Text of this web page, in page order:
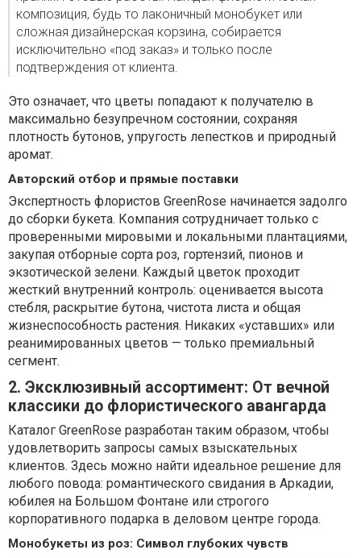
композиция, будь то лаконичный монобукет или
сложная дизайнерская корзина, собирается
исключительно «под заказ» и только после
подтверждения от клиента.
Это означает, что цветы попадают к получателю в
максимально безупречном состоянии, сохраняя
плотность бутонов, упругость лепестков и природный
аромат.
Авторский отбор и прямые поставки
Экспертность флористов GreenRose начинается задолго
до сборки букета. Компания сотрудничает только с
проверенными мировыми и локальными плантациями,
закупая отборные сорта роз, гортензий, пионов и
экзотической зелени. Каждый цветок проходит
жесткий внутренний контроль: оценивается высота
стебля, раскрытие бутона, чистота листа и общая
жизнеспособность растения. Никаких «уставших» или
реанимированных цветов — только премиальный
сегмент.
2. Эксклюзивный ассортимент: От вечной
классики до флористического авангарда
Каталог GreenRose разработан таким образом, чтобы
удовлетворить запросы самых взыскательных
клиентов. Здесь можно найти идеальное решение для
любого повода: романтического свидания в Аркадии,
юбилея на Большом Фонтане или строгого
корпоративного подарка в деловом центре города.
Монобукеты из роз: Символ глубоких чувств